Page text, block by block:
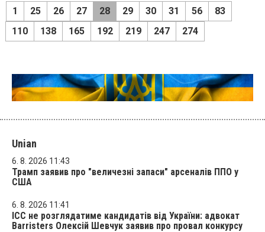
1 25 26 27 28 29 30 31 56
83
110
138 165 192 219 247 274
Unian
6. 8. 2026 11:43
Трамп заявив про "величезні запаси" арсеналів ППО у
США
6. 8. 2026 11:41
ICC не розглядатиме кандидатів від України: адвокат
Barristers Олексій Шевчук заявив про провал конкурсу